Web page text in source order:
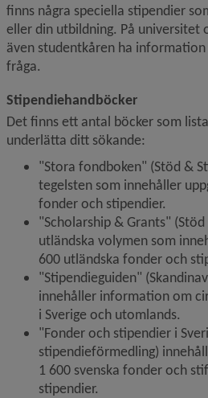
finns några speciella stipendier
eller din utbildning. På universitet
även studentkåren ha
fråga.
Stipendiehandböcker
Det finns ett antal böcker som
underlätta ditt sökande:
"Stora fondboken" (Stöd &
tegelsten som innehåller
fonder och stipendier.
"Scholarship & Grants"
utländska volymen som
600 utländska fonder och
"Stipendieguiden"
innehåller information om
i Sverige och utomlands.
"Fonder och stipendier i
stipendieförmedling)
1 600 svenska fonder och
stipendier.